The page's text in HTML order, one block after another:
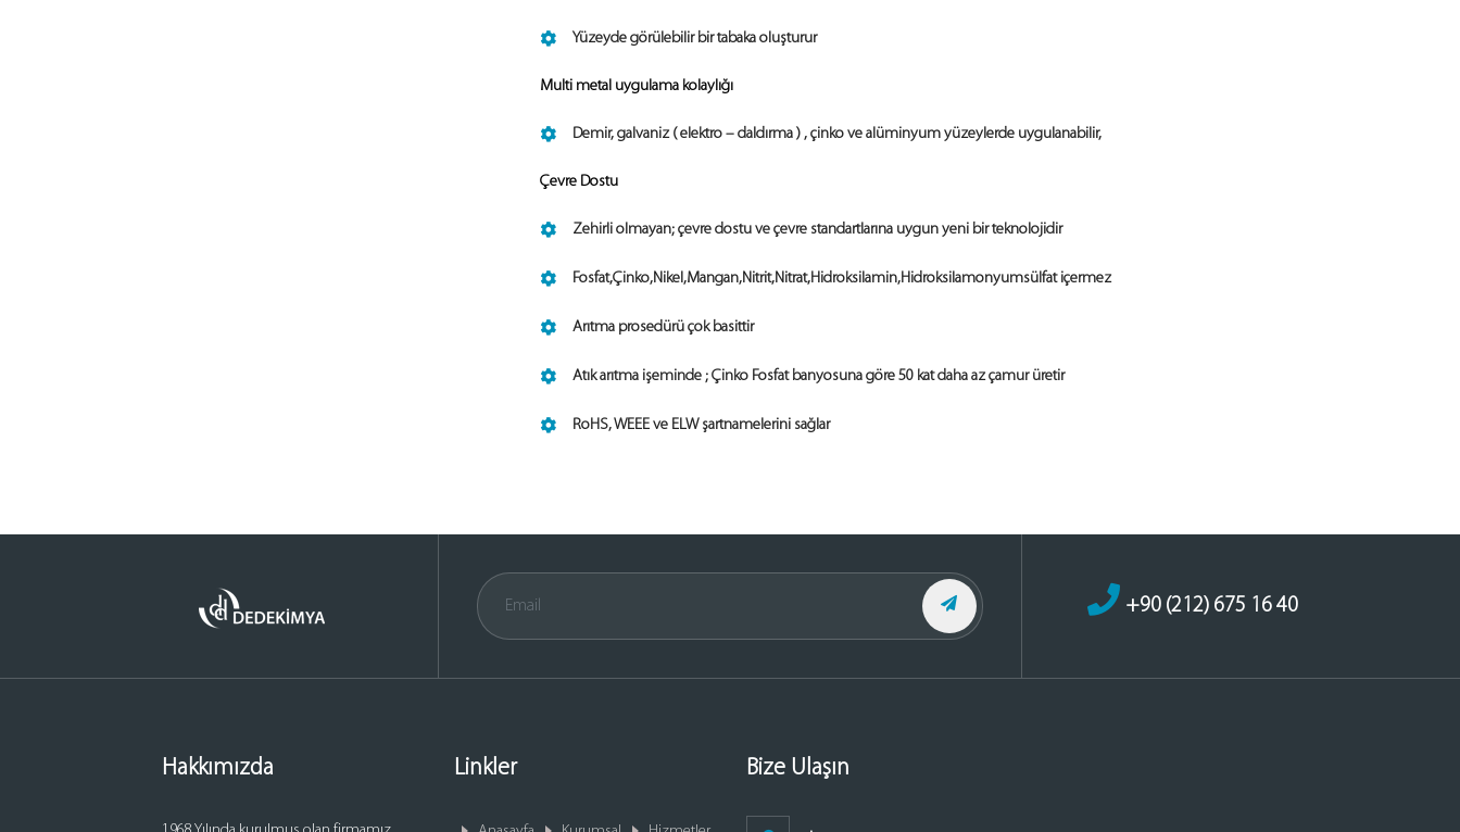
Yüzeyde görülebilir bir tabaka oluşturur
Multi metal uygulama kolaylığı
Demir, galvaniz ( elektro – daldırma ) , çinko ve alüminyum yüzeylerde uygulanabilir,
Çevre Dostu
Zehirli olmayan; çevre dostu ve çevre standartlarına uygun yeni bir teknolojidir
Fosfat,Çinko,Nikel,Mangan,Nitrit,Nitrat,Hidroksilamin,Hidroksilamonyumsülfat içermez
Arıtma prosedürü çok basittir
Atık arıtma işeminde ; Çinko Fosfat banyosuna göre 50 kat daha az çamur üretir
RoHS, WEEE ve ELW şartnamelerini sağlar
+90 (212) 675 16 40
Hakkımızda Linkler Bize Ulaşın